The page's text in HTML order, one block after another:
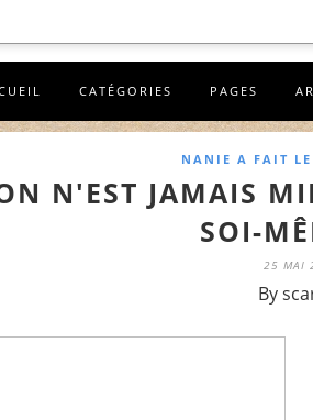
CATÉGORIES PAGES
NANIE A FAIT LE
N'EST JAMAIS
SOI-
25 MAI
By